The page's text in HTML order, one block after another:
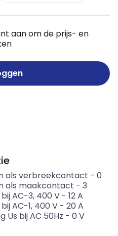
aan om de prijs- en
als verbreekcontact - 0
als maakcontact - 3
AC-3, 400 V- 12A
AC-1, 400 V- 20 A
Us bij AC 50Hz - 0 V